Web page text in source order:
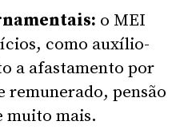
o MEI
como auxílio-
a afastamento por
remunerado, pensão
muito mais.